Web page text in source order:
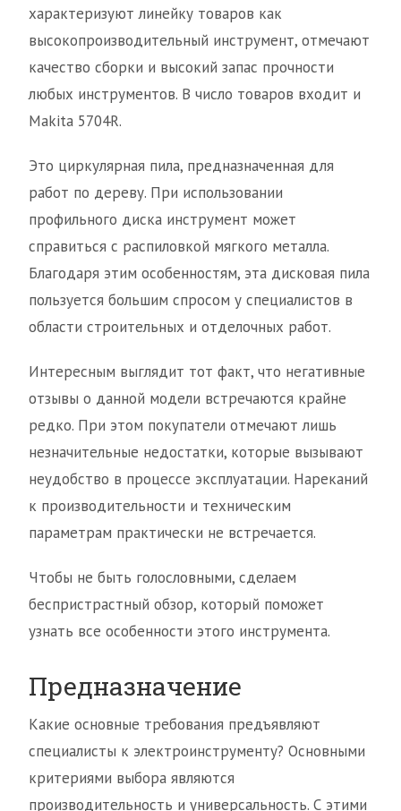
характеризуют линейку товаров как
высокопроизводительный инструмент, отмечают
качество сборки и высокий запас прочности
любых инструментов. В число товаров входит и
Makita 5704R.
Это циркулярная пила, предназначенная для
работ по дереву. При использовании
профильного диска инструмент может
справиться с распиловкой мягкого металла.
Благодаря этим особенностям, эта дисковая пила
пользуется большим спросом у специалистов в
области строительных и отделочных работ.
Интересным выглядит тот факт, что негативные
отзывы о данной модели встречаются крайне
редко. При этом покупатели отмечают лишь
незначительные недостатки, которые вызывают
неудобство в процессе эксплуатации. Нареканий
к производительности и техническим
параметрам практически не встречается.
Чтобы не быть голословными, сделаем
беспристрастный обзор, который поможет
узнать все особенности этого инструмента.
Предназначение
Какие основные требования предъявляют
специалисты к электроинструменту? Основными
критериями выбора являются
производительность и универсальность. С этими